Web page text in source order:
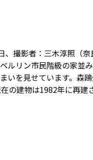
撮影者：三木淳照（
ルリン市民階級の家並
を見せています。森
の建物は1982年に再建